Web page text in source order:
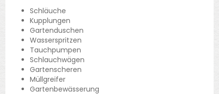
Schläuche
Kupplungen
Gartenduschen
Wasserspritzen
Tauchpumpen
Schlauchwägen
Gartenscheren
Müllgreifer
Gartenbewässerung